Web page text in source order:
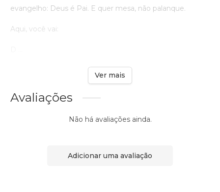
evangelho: Deus é Pai. E quer mesa, não palanque.
Aqui, você vai:
Ver mais
Avaliações
Não há avaliações ainda.
Adicionar uma avaliação